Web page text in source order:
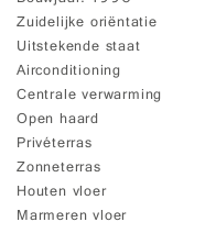
Zuidelijke oriëntatie
Uitstekende staat
Airconditioning
Centrale verwarming
Open haard
Privéterras
Zonneterras
Houten vloer
Marmeren vloer